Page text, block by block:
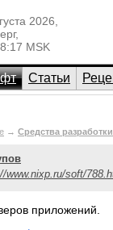
2026,
MSK
Статьи
→ Средства
www.nixp.ru/soft/
приложений.